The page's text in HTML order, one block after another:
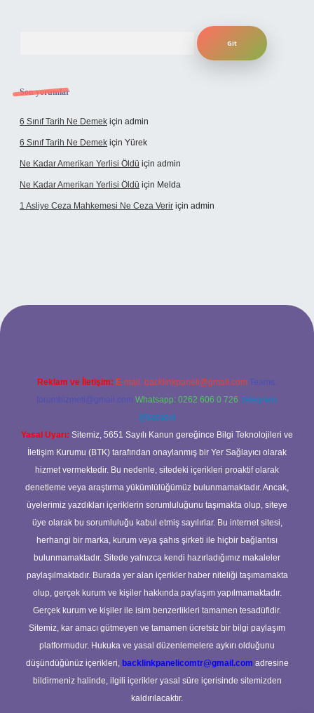
Son yorumlar
6 Sınıf Tarih Ne Demek için admin
6 Sınıf Tarih Ne Demek için Yürek
Ne Kadar Amerikan Yerlisi Öldü için admin
Ne Kadar Amerikan Yerlisi Öldü için Melda
1 Asliye Ceza Mahkemesi Ne Ceza Verir için admin
Reklam ve İletişim: E-mail: backlinkpaneli@gmail.com Teams:
forumhizmeti@gmail.com Whatsapp: 0262 606 0 726 Telegram:
@karabul
Yasal Uyarı: Sitemiz, 5651 Sayılı Kanun gereğince Bilgi Teknolojileri ve
İletişim Kurumu (BTK) tarafından onaylanmış bir Yer Sağlayıcı olarak
hizmet vermektedir. Bu nedenle, sitedeki içerikleri proaktif olarak
denetleme veya araştırma yükümlülüğümüz bulunmamaktadır. Ancak,
üyelerimiz yazdıkları içeriklerin sorumluluğunu taşımakta olup, siteye
üye olarak bu sorumluluğu kabul etmiş sayılırlar. Bu internet sitesi,
herhangi bir marka, kurum veya şahıs şirketi ile hiçbir bağlantısı
bulunmamaktadır. Sitede yalnızca kendi hazırladığımız makaleler
paylaşılmaktadır. Burada yer alan içerikler haber niteliği taşımamakta
olup, gerçek kurum ve kişiler hakkında paylaşım yapılmamaktadır.
Gerçek kurum ve kişiler ile isim benzerlikleri tamamen tesadüfidir.
Sitemiz, kar amacı gütmeyen ve tamamen ücretsiz bir bilgi paylaşım
platformudur. Hukuka ve yasal düzenlemelere aykırı olduğunu
düşündüğünüz içerikleri, backlinkpanelicomtr@gmail.com adresine
bildirmeniz halinde, ilgili içerikler yasal süre içerisinde sitemizden
kaldırılacaktır.